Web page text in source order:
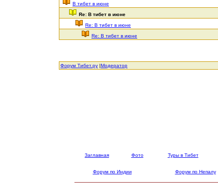
В тибет в июне
Re: В тибет в июне
Re: В тибет в июне
Re: В тибет в июне
Форум Тибет.ру |Модератор
Заглавная Фото Туры в Тибет
Форум по Индии Форум по Непалу